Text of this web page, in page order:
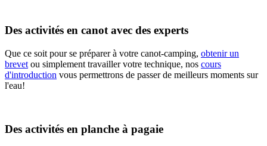
Des activités en canot avec des experts
Que ce soit pour se préparer à votre canot-camping, obtenir un
brevet ou simplement travailler votre technique, nos cours
d'introduction vous permettrons de passer de meilleurs moments sur
l'eau!
Des activités en planche à pagaie